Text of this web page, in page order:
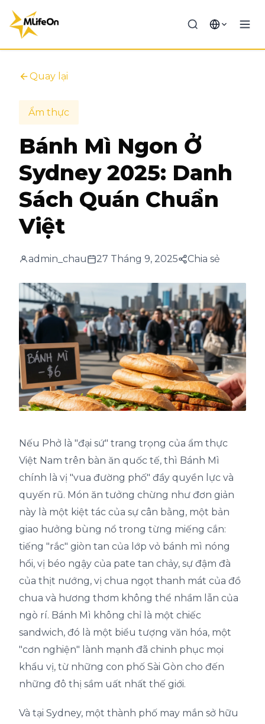
Quay lại
Ẩm thực
Bánh Mì Ngon Ở
Sydney 2025: Danh
Sách Quán Chuẩn
Việt
admin_chau 27 Tháng 9, 2025 Chia sẻ
Nếu Phở là "đại sứ" trang trọng của ẩm thực
Việt Nam trên bàn ăn quốc tế, thì Bánh Mì
chính là vị "vua đường phố" đầy quyền lực và
quyến rũ. Món ăn tưởng chừng như đơn giản
này là một kiệt tác của sự cân bằng, một bản
giao hưởng bùng nổ trong từng miếng cắn:
tiếng "rắc" giòn tan của lớp vỏ bánh mì nóng
hổi, vị béo ngậy của pate tan chảy, sự đậm đà
của thịt nướng, vị chua ngọt thanh mát của đồ
chua và hương thơm không thể nhầm lẫn của
ngò rí. Bánh Mì không chỉ là một chiếc
sandwich, đó là một biểu tượng văn hóa, một
"cơn nghiện" lành mạnh đã chinh phục mọi
khẩu vị, từ những con phố Sài Gòn cho đến
những đô thị sầm uất nhất thế giới.
Và tại Sydney, một thành phố may mắn sở hữu